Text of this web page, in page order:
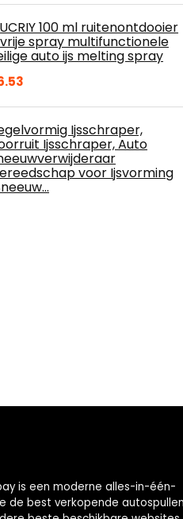
100 ml ruitenontdooier
spray multifunctionele
auto ijs melting spray
Ijsschraper,
Ijsschraper, Auto
voor Ijsvorming
is een moderne alles-in-één-
de best verkopende